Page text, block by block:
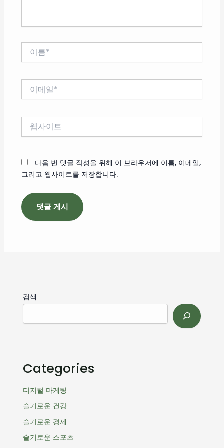
다음 번 댓글 작성을 위해 이 브라우저에 이름, 이메일,
그리고 웹사이트를 저장합니다.
검색
Categories
디지털 마케팅
슬기로운 건강
슬기로운 경제
슬기로운 스포츠